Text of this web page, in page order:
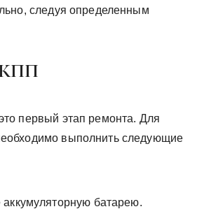
следуя определенным
первый этап ремонта. Для
выполнить следующие
аккумуляторную батарею.